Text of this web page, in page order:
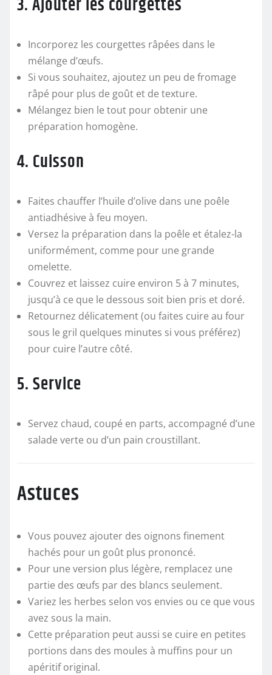
3. Ajouter les courgettes
Incorporez les courgettes râpées dans le
mélange d’œufs.
Si vous souhaitez, ajoutez un peu de fromage
râpé pour plus de goût et de texture.
Mélangez bien le tout pour obtenir une
préparation homogène.
4. Cuisson
Faites chauffer l’huile d’olive dans une poêle
antiadhésive à feu moyen.
Versez la préparation dans la poêle et étalez-la
uniformément, comme pour une grande
omelette.
Couvrez et laissez cuire environ 5 à 7 minutes,
jusqu’à ce que le dessous soit bien pris et doré.
Retournez délicatement (ou faites cuire au four
sous le gril quelques minutes si vous préférez)
pour cuire l’autre côté.
5. Service
Servez chaud, coupé en parts, accompagné d’une
salade verte ou d’un pain croustillant.
Astuces
Vous pouvez ajouter des oignons finement
hachés pour un goût plus prononcé.
Pour une version plus légère, remplacez une
partie des œufs par des blancs seulement.
Variez les herbes selon vos envies ou ce que vous
avez sous la main.
Cette préparation peut aussi se cuire en petites
portions dans des moules à muffins pour un
apéritif original.